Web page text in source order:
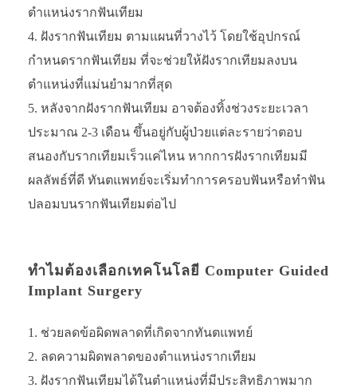
ตำแหน่งรากฟันเทียม
ฝังรากฟันเทียม ตามแผนที่วางไว้ โดยใช้อุปกรณ์
กำหนดรากฟันเทียม ที่จะช่วยให้ฝังรากเทียมลงบน
ตำแหน่งที่แม่นยำมากที่สุด
หลังจากฝังรากฟันเทียม อาจต้องทิ้งช่วงระยะเวลา
ประมาณ 2-3 เดือน ขึ้นอยู่กับผู้ป่วยแต่ละรายว่าตอบ
สนองกับรากเทียมเร็วแค่ไหน หากการฝังรากเทียมมี
ผลลัพธ์ที่ดี ทันตแพทย์จะเริ่มทำการครอบฟันหรือทำฟัน
ปลอมบนรากฟันเทียมต่อไป
ทำไมต้องเลือกเทคโนโลยี Computer Guided
Implant Surgery
ช่วยลดข้อผิดพลาดที่เกิดจากทันตแพทย์
ลดความผิดพลาดของตำแหน่งรากเทียม
ฝังรากฟันเทียมได้ในตำแหน่งที่มีประสิทธิภาพมาก